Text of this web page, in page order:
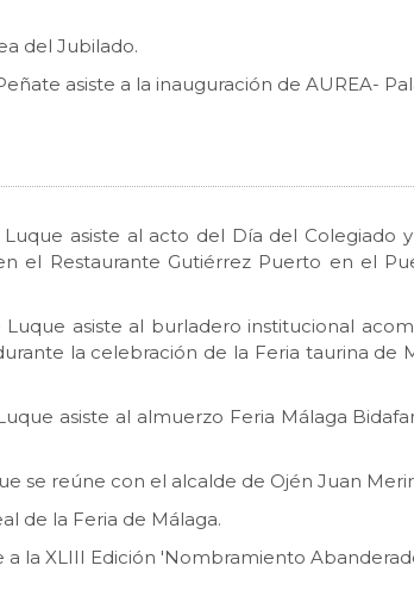
del Jubilado.
asiste a la inauguración de AUREA-
asiste al acto del Día del Colegiado
el Restaurante Gutiérrez Puerto en el
asiste al burladero institucional
la celebración de la Feria taurina de
asiste al almuerzo Feria Málaga
se reúne con el alcalde de Ojén Juan
de la Feria de Málaga.
a la XLIII Edición 'Nombramiento